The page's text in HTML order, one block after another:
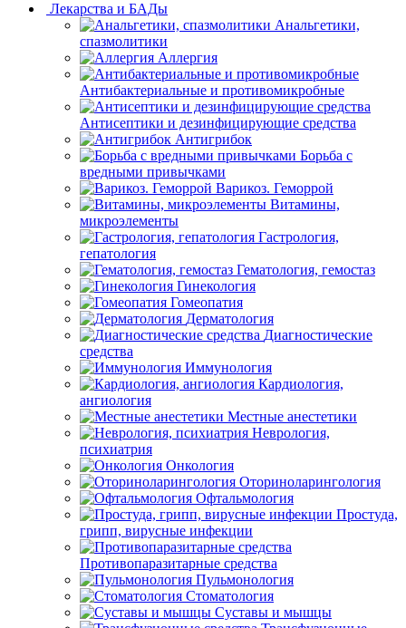
Лекарства и БАДы
Анальгетики,
спазмолитики
Аллергия
Антибактериальные и противомикробные
Антисептики и дезинфицирующие средства
Антигрибок
Борьба с
вредными привычками
Варикоз. Геморрой
Витамины,
микроэлементы
Гастрология,
гепатология
Гематология, гемостаз
Гинекология
Гомеопатия
Дерматология
Диагностические
средства
Иммунология
Кардиология,
ангиология
Местные анестетики
Неврология,
психиатрия
Онкология
Оториноларингология
Офтальмология
Простуда,
грипп, вирусные инфекции
Противопаразитарные средства
Пульмонология
Стоматология
Суставы и мышцы